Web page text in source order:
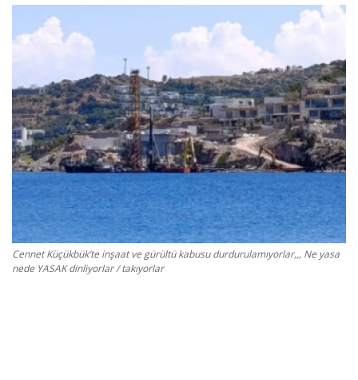
Bodrum Trafik Yoğunluk Haritası
Siyaset
Bodrum Nöbetçi Eczaneler
Köşe Yazarları
Spor
Kültür Sanat Tarih
Cennet Küçükbük’te inşaat ve gürültü kabusu durdurulamıyorlar,,, Ne yasa
nede YASAK dinliyorlar / takıyorlar